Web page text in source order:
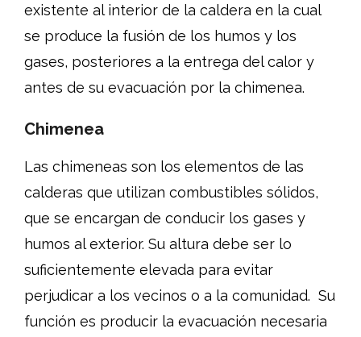
existente al interior de la caldera en la cual
se produce la fusión de los humos y los
gases, posteriores a la entrega del calor y
antes de su evacuación por la chimenea.
Chimenea
Las chimeneas son los elementos de las
calderas que utilizan combustibles sólidos,
que se encargan de conducir los gases y
humos al exterior. Su altura debe ser lo
suficientemente elevada para evitar
perjudicar a los vecinos o a la comunidad. Su
función es producir la evacuación necesaria